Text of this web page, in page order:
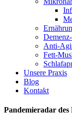
Anti-
Fett-
Unsere Praxis
Blog
Kontakt
Pandemieradar